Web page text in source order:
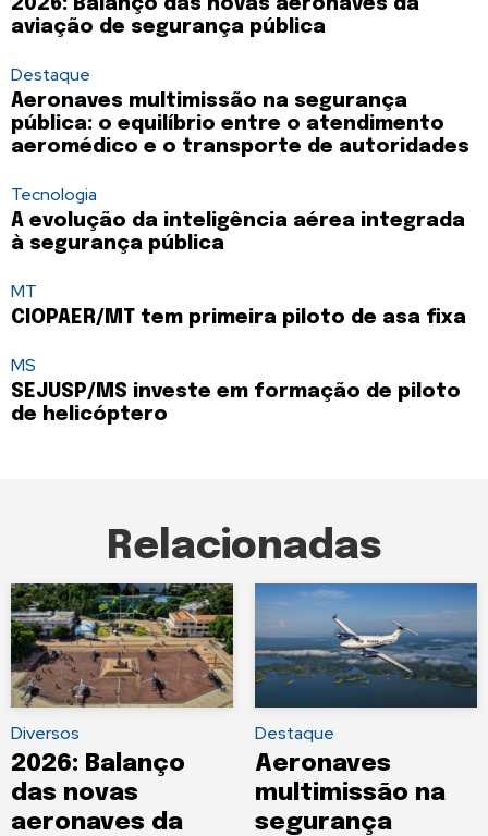
2026: Balanço das novas aeronaves da
aviação de segurança pública
Destaque
Aeronaves multimissão na segurança
pública: o equilíbrio entre o atendimento
aeromédico e o transporte de autoridades
Tecnologia
A evolução da inteligência aérea integrada
à segurança pública
MT
CIOPAER/MT tem primeira piloto de asa fixa
MS
SEJUSP/MS investe em formação de piloto
de helicóptero
Relacionadas
Diversos
2026: Balanço
das novas
aeronaves da
Destaque
Aeronaves
multimissão na
segurança